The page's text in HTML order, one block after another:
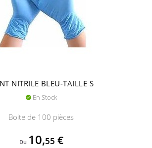
NITRILE BLEU-TAILLE S
 En Stock
Boite de 100 pièces
Du
Prix
10,55 €